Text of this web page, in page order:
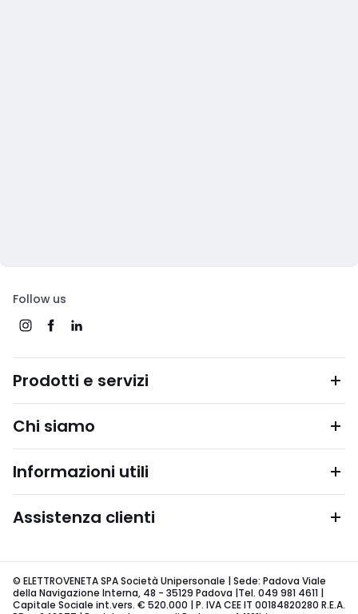
Follow us
Prodotti e servizi
Chi siamo
Informazioni utili
Assistenza clienti
© ELETTROVENETA SPA Società Unipersonale | Sede: Padova Viale
della Navigazione Interna, 48 - 35129 Padova |Tel. 049 981 4611 |
Capitale Sociale int.vers. € 520.000 | P. IVA CEE IT 00184820280 R.E.A.